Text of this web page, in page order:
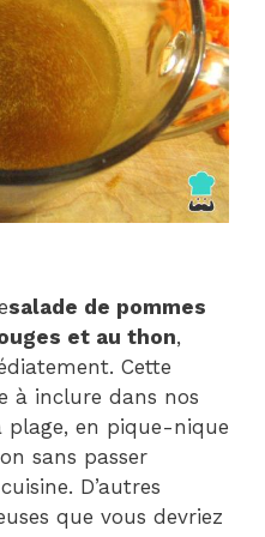
salade de pommes
et au thon,
Cette
à inclure dans nos
plage, en pique-nique
sans passer
D’autres
que vous devriez